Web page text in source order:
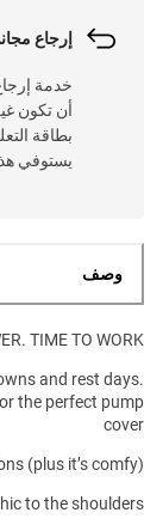
إرجاع
أن تكون
بطاقة
يستوفي
وصف
TIME TO WORK.
and rest days.
the perfect pump
cover
(plus it’s comfy)
to the shoulders